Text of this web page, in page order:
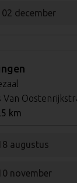
december
Van
km
augustus
november